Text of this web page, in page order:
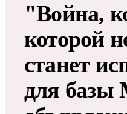
"Война,
которой
станет
для базы